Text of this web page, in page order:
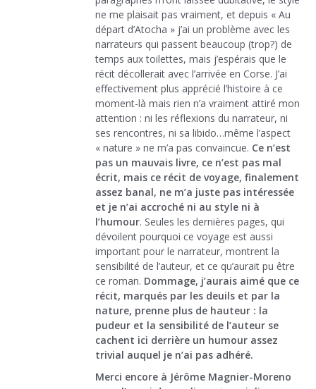
ne me plaisait pas vraiment, et depuis « Au
départ d’Atocha » j’ai un problème avec les
narrateurs qui passent beaucoup (trop?) de
temps aux toilettes, mais j’espérais que le
récit décollerait avec l’arrivée en Corse. J’ai
effectivement plus apprécié l’histoire à ce
moment-là mais rien n’a vraiment attiré mon
attention : ni les réflexions du narrateur, ni
ses rencontres, ni sa libido…même l’aspect
« nature » ne m’a pas convaincue. Ce n’est
pas un mauvais livre, ce n’est pas mal
écrit, mais ce récit de voyage, finalement
assez banal, ne m’a juste pas intéressée
et je n’ai accroché ni au style ni à
l’humour. Seules les dernières pages, qui
dévoilent pourquoi ce voyage est aussi
important pour le narrateur, montrent la
sensibilité de l’auteur, et ce qu’aurait pu être
ce roman. Dommage, j’aurais aimé que ce
récit, marqués par les deuils et par la
nature, prenne plus de hauteur : la
pudeur et la sensibilité de l’auteur se
cachent ici derrière un humour assez
trivial auquel je n’ai pas adhéré.
Merci encore à Jérôme Magnier-Moreno